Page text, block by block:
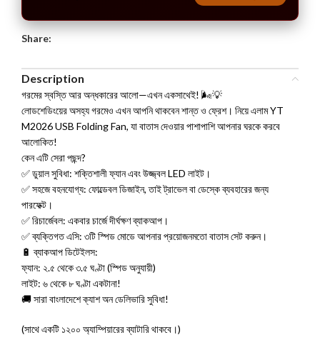
Share:
Description
গরমের স্বস্তি আর অন্ধকারের আলো—এখন একসাথেই! 🌬️💡
​লোডশেডিংয়ের অসহ্য গরমেও এখন আপনি থাকবেন শান্ত ও ফ্রেশ। নিয়ে এলাম YT
M2026 USB Folding Fan, যা বাতাস দেওয়ার পাশাপাশি আপনার ঘরকে করবে
আলোকিত!
​কেন এটি সেরা পছন্দ?
✅ ডুয়াল সুবিধা: শক্তিশালী ফ্যান এবং উজ্জ্বল LED লাইট।
✅ সহজে বহনযোগ্য: ফোল্ডেবল ডিজাইন, তাই ট্রাভেল বা ডেস্কে ব্যবহারের জন্য
পারফেক্ট।
✅ রিচার্জেবল: একবার চার্জে দীর্ঘক্ষণ ব্যাকআপ।
✅ ব্যক্তিগত এসি: ৩টি স্পিড মোডে আপনার প্রয়োজনমতো বাতাস সেট করুন।
​🔋 ব্যাকআপ ডিটেইলস:
​ফ্যান: ২.৫ থেকে ৩.৫ ঘণ্টা (স্পিড অনুযায়ী)
​লাইট: ৬ থেকে ৮ ঘণ্টা একটানা!
​🚚 সারা বাংলাদেশে ক্যাশ অন ডেলিভারি সুবিধা!
(সাথে একটি ১২০০ অ্যাম্পিয়ারের ব্যাটারি থাকবে।)